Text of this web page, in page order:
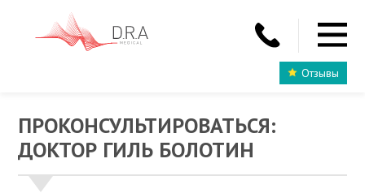
Отзывы
ПРОКОНСУЛЬТИРОВАТЬСЯ:
ДОКТОР ГИЛЬ БОЛОТИН